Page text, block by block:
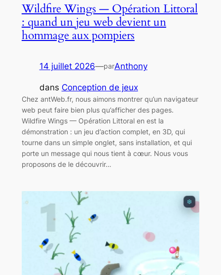
Wildfire Wings — Opération Littoral
: quand un jeu web devient un
hommage aux pompiers
14 juillet 2026—parAnthony
dans Conception de jeux
Chez antWeb.fr, nous aimons montrer qu’un navigateur
web peut faire bien plus qu’afficher des pages.
Wildfire Wings — Opération Littoral en est la
démonstration : un jeu d’action complet, en 3D, qui
tourne dans un simple onglet, sans installation, et qui
porte un message qui nous tient à cœur. Nous vous
proposons de le découvrir…